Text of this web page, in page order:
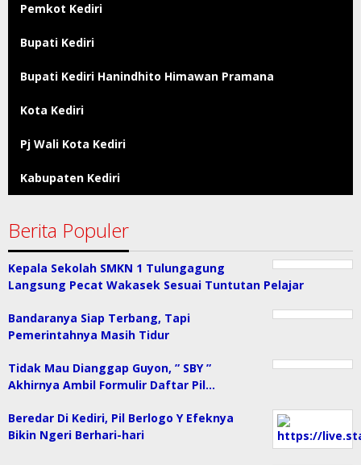
Pemkot Kediri
Bupati Kediri
Bupati Kediri Hanindhito Himawan Pramana
Kota Kediri
Pj Wali Kota Kediri
Kabupaten Kediri
Berita Populer
Kepala Sekolah SMKN 1 Tulungagung
Langsung Pecat Wakasek Sesuai Tuntutan Pelajar
Bandaranya Siap Terbang, Tapi
Pemerintahnya Masih Tidur
Tidak Mau Dianggap Guyon, ” SBY ”
Akhirnya Ambil Formulir Daftar Pil…
Beredar Di Kediri, Pil Berlogo Y Efeknya
Bikin Ngeri Berhari-hari